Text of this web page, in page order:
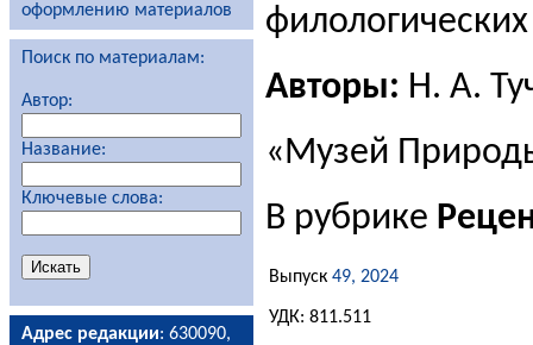
оформлению материалов
Поиск по материалам:
Автор:
Название:
Ключевые слова:
Адрес редакции: 630090,
Авторы: Н. А.
«Музей
В рубрике
Выпуск 49, 2024
УДК: 811.511